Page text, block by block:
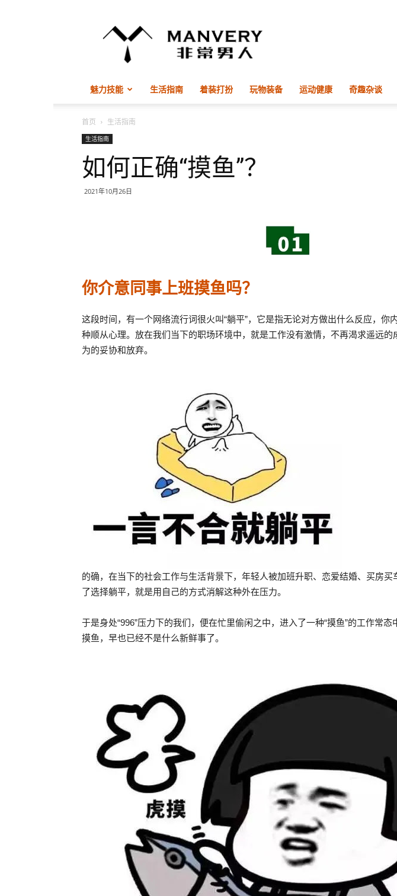
常
魅力技能
生活指南 着装打扮 玩物装备 运动健康 奇趣杂谈
首页 生活指南
生活指南
如何正确“摸鱼”？
2021年10月26日
你介意同事上班摸鱼吗？
这段时间，有一个网络流行词很火叫“躺平”，它是指无论对方做出什么反应，你
种顺从心理。放在我们当下的职场环境中，就是工作没有激情，不再渴求遥远的
为的妥协和放弃。
的确，在当下的社会工作与生活背景下，年轻人被加班升职、恋爱结婚、买房买
了选择躺平，就是用自己的方式消解这种外在压力。
于是身处“996”压力下的我们，便在忙里偷闲之中，进入了一种“摸鱼”的工作常
摸鱼，早也已经不是什么新鲜事了。